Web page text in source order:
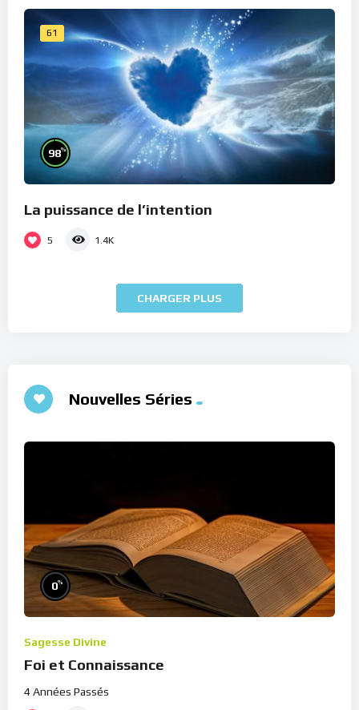
61
98%
La puissance de l’intention
5 1.4K
CHARGER PLUS
Nouvelles Séries
0%
Sagesse Divine
Foi et Connaissance
4 Années Passés